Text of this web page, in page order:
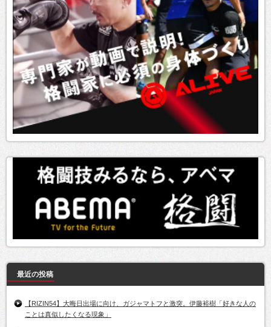
最近の投稿
【RIZIN54】大晦日出場に向け、ガジャマトフと激突。伊藤裕樹「好きな人の
ことは真似したくなる現象」